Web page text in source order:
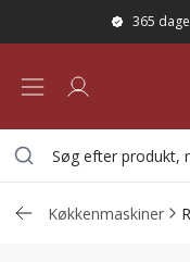
365
Køkkenmaskiner